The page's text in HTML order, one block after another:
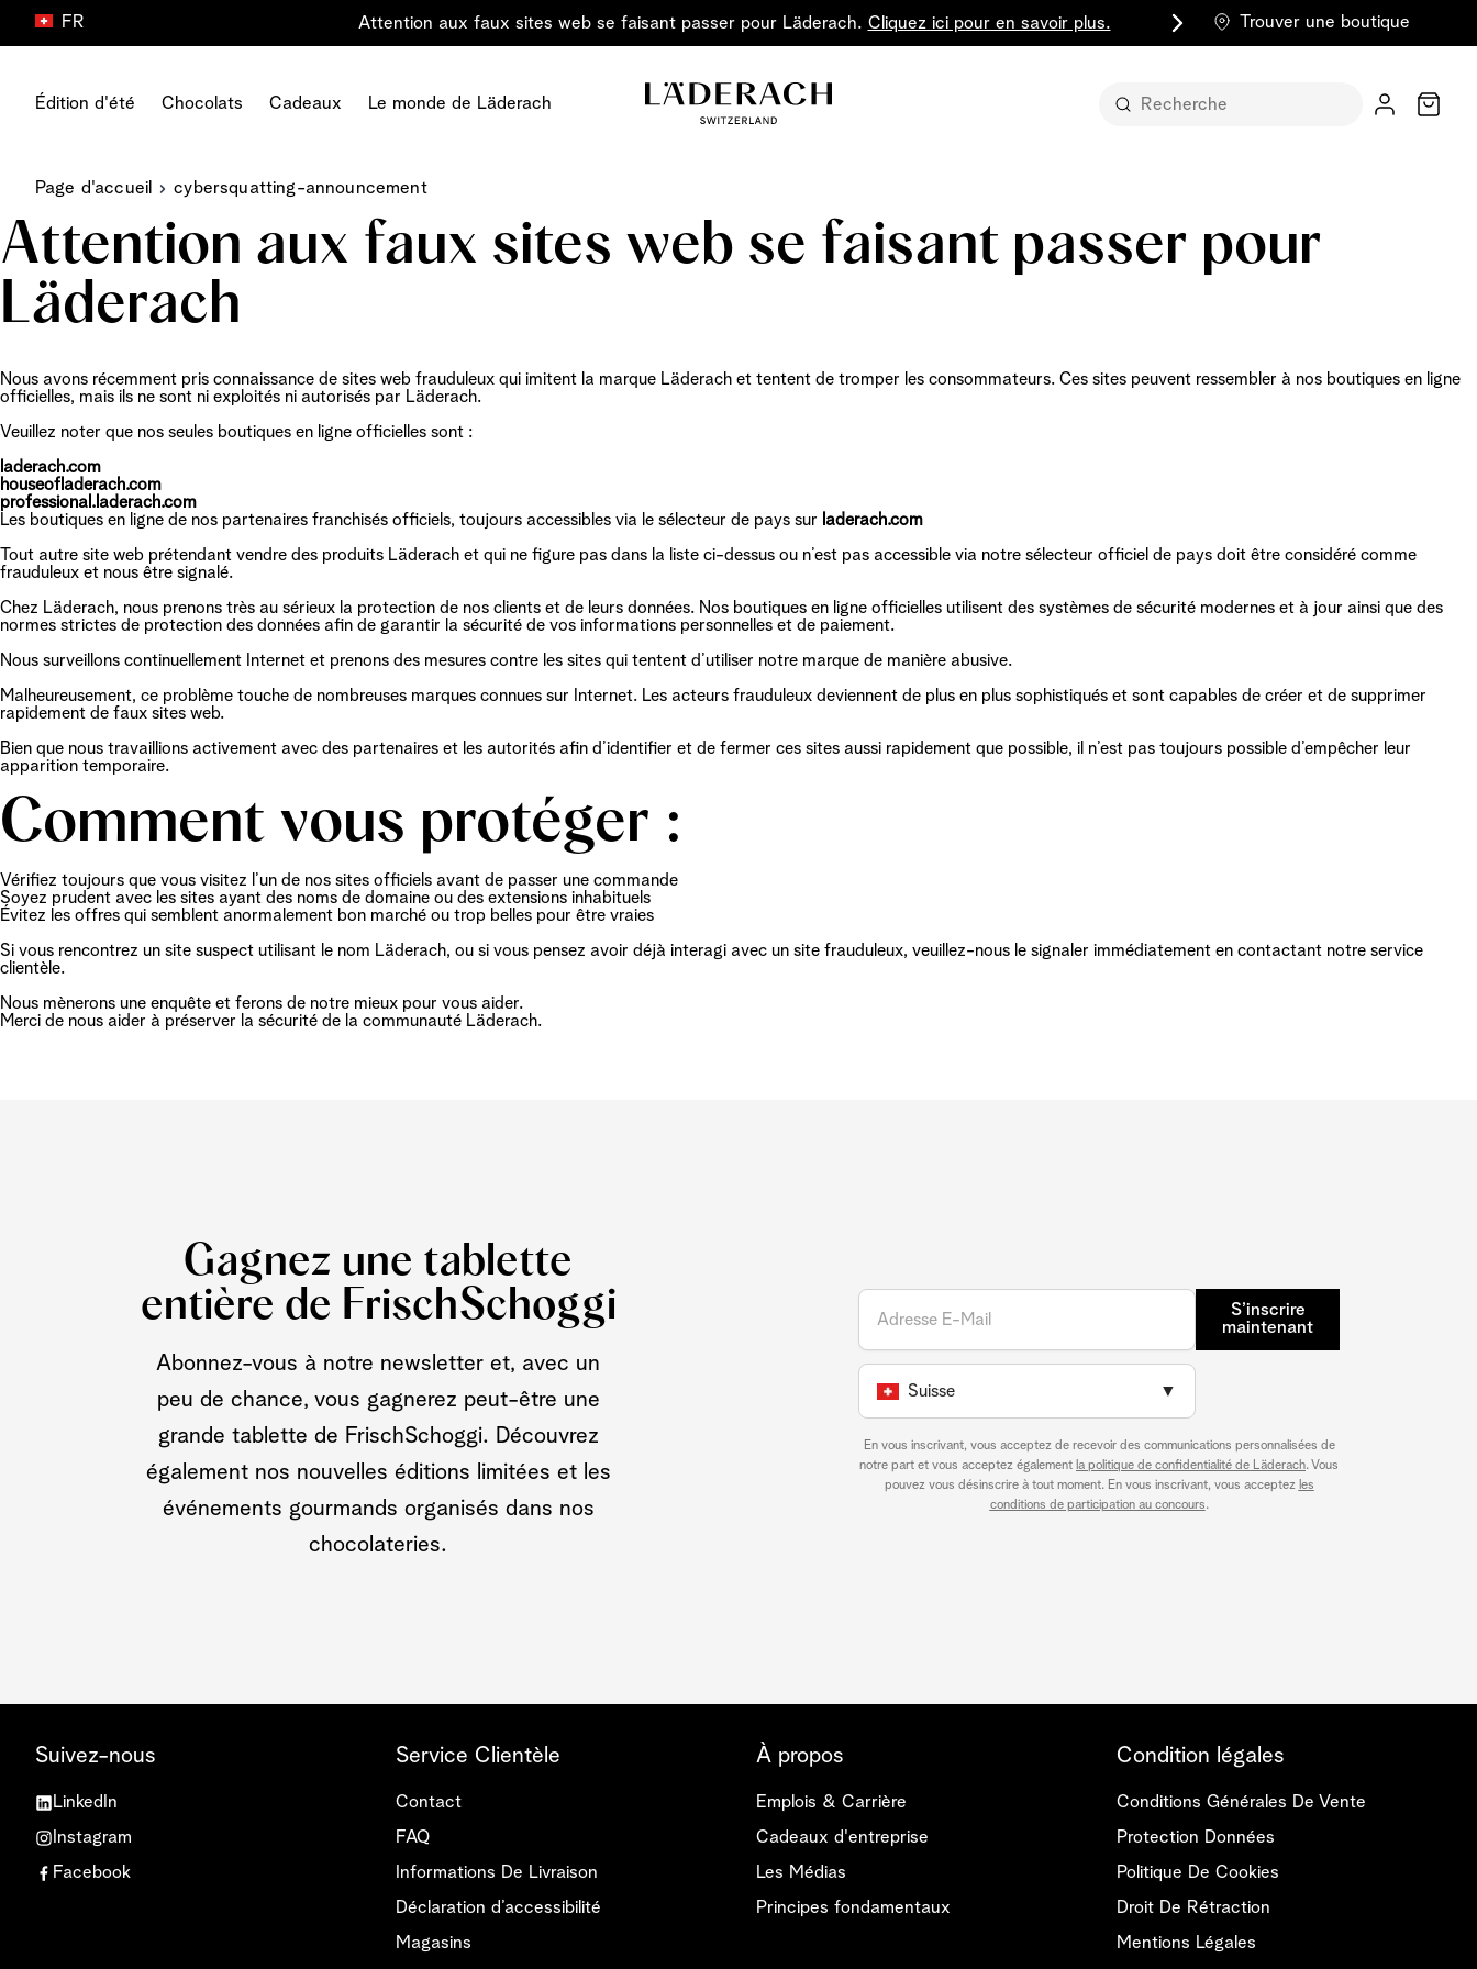
FR Attention aux faux sites web se faisant passer pour Läderach. Cliquez ici pour en savoir plus. Trouver une boutique
Édition d'été Chocolats
Type de produit
FrischSchoggi
Pralinés
Truffes
Tablettes
Vegan
Type de chocolat
La collection Dubaï
Chocolat Au Lait
Chocolat Aux Fruits
Pralines Avec Alcool
Tous les produits
Cadeaux
Tous les cadeaux
Boîtes de chocolat
Cadeaux de célébration
Cadeaux à partager
Cadeaux pour dire merci
Cartes de voeux
Cadeaux d’enterprise
Le chocolat sous sa
Le monde de Läderach
Le monde de Läderach
Fraîcheur
Origine
Chocolat
À propos de nous
House of Läderach
Coin médias
Carrière dans Läderach
Votre carrière
Les départements de notre
Chariot
Page d'accueil cybersquatting-announcement
Attention aux faux sites web se faisant passer pour
Läderach
Nous avons récemment pris connaissance de sites web frauduleux qui imitent la marque Läderach et tentent de tromper les consommateurs. Ces sites peuvent ressembler à nos boutiques en ligne
officielles, mais ils ne sont ni exploités ni autorisés par Läderach.
Veuillez noter que nos seules boutiques en ligne officielles sont :
laderach.com
houseofladerach.com
professional.laderach.com
Les boutiques en ligne de nos partenaires franchisés officiels, toujours accessibles via le sélecteur de pays sur laderach.com
Tout autre site web prétendant vendre des produits Läderach et qui ne figure pas dans la liste ci-dessus ou n’est pas accessible via notre sélecteur officiel de pays doit être considéré comme
frauduleux et nous être signalé.
Chez Läderach, nous prenons très au sérieux la protection de nos clients et de leurs données. Nos boutiques en ligne officielles utilisent des systèmes de sécurité modernes et à jour ainsi que des
normes strictes de protection des données afin de garantir la sécurité de vos informations personnelles et de paiement.
Nous surveillons continuellement Internet et prenons des mesures contre les sites qui tentent d’utiliser notre marque de manière abusive.
Malheureusement, ce problème touche de nombreuses marques connues sur Internet. Les acteurs frauduleux deviennent de plus en plus sophistiqués et sont capables de créer et de supprimer
rapidement de faux sites web.
Bien que nous travaillions activement avec des partenaires et les autorités afin d’identifier et de fermer ces sites aussi rapidement que possible, il n’est pas toujours possible d’empêcher leur
apparition temporaire.
Comment vous protéger :
Vérifiez toujours que vous visitez l’un de nos sites officiels avant de passer une commande
Soyez prudent avec les sites ayant des noms de domaine ou des extensions inhabituels
Évitez les offres qui semblent anormalement bon marché ou trop belles pour être vraies
Si vous rencontrez un site suspect utilisant le nom Läderach, ou si vous pensez avoir déjà interagi avec un site frauduleux, veuillez-nous le signaler immédiatement en contactant notre service
clientèle.
Nous mènerons une enquête et ferons de notre mieux pour vous aider.
Merci de nous aider à préserver la sécurité de la communauté Läderach.
Gagnez une tablette
entière de FrischSchoggi
Abonnez-vous à notre newsletter et, avec un
peu de chance, vous gagnerez peut-être une
grande tablette de FrischSchoggi. Découvrez
également nos nouvelles éditions limitées et les
événements gourmands organisés dans nos
chocolateries.
Suisse ▼
S’inscrire
maintenant
En vous inscrivant, vous acceptez de recevoir des communications personnalisées de
notre part et vous acceptez également la politique de confidentialité de Läderach. Vous
pouvez vous désinscrire à tout moment. En vous inscrivant, vous acceptez les
conditions de participation au concours.
Suivez-nous
LinkedIn
Instagram
Facebook
Service Clientèle
Contact
FAQ
Informations De Livraison
Déclaration d’accessibilité
Magasins
À propos
Emplois & Carrière
Cadeaux d'entreprise
Les Médias
Principes fondamentaux
Condition légales
Conditions Générales De Vente
Protection Données
Politique De Cookies
Droit De Rétraction
Mentions Légales